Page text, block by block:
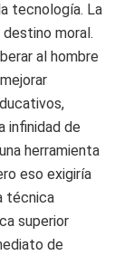
tecnología. La
moral.
al hombre
infinidad de
herramienta
eso exigiría
técnica
superior
de